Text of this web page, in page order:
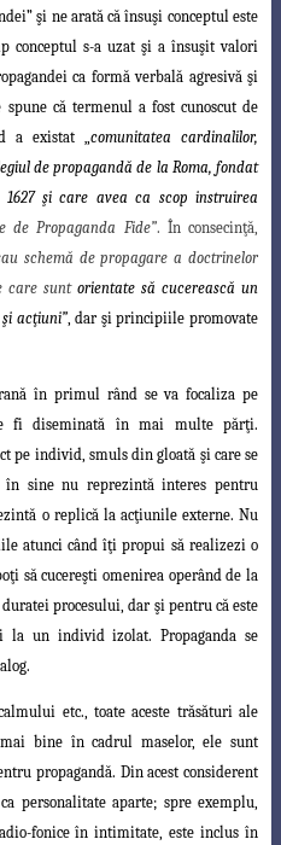
şi ne arată că însuşi conceptul este
conceptul s-a uzat şi a însuşit valori
ca formă verbală agresivă şi
spune că termenul a fost cunoscut de
a existat „comunitatea cardinalilor,
de propagandă de la Roma, fondat
şi care avea ca scop instruirea
de Propaganda Fide”. În consecinţă,
schemă de propagare a doctrinelor
care suntorientate să cucerească un
acţiuni”, dar şi principiile promovate
în primul rând se va focaliza pe
fi diseminată în mai multe părţi.
pe individ, smuls din gloată şi care se
sine nu reprezintă interes pentru
o replică la acţiunile externe. Nu
atunci când îţi propui să realizezi o
să cucereşti omenirea operând de la
procesului, dar şi pentru că este
la un individ izolat. Propaganda se
etc., toate aceste trăsături ale
bine în cadrul maselor, ele sunt
propagandă. Din acest considerent
personalitate aparte; spre exemplu,
-fonice în intimitate, este inclus în